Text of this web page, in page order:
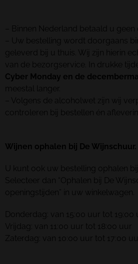
– Binnen Nederland betaald u geen
– Uw bestelling wordt doorgaans
geleverd bij u thuis. Wij zijn hierin
van de bezorgservice. In drukke
Cyber Monday en de
meestal langer.
– Volgens de alcoholwet zijn wij
controleren bij bestellen én
Wijnen ophalen bij De Wijnschuur.
U kunt ook uw bestelling ophalen bij
Selecteer dan “Ophalen bij De
openingstijden” in uw
Donderdag: van 15:00 uur tot 19:00
Vrijdag: van 11:00 uur tot 18:00 uur
Zaterdag: van 10:00 uur tot 17:00 uur